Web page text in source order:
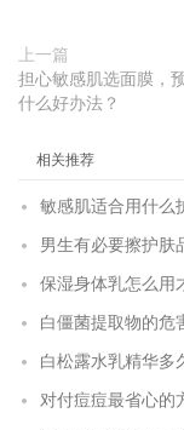
上一篇
担心敏感肌选面膜，
什么好办法？
相关推荐
敏感肌适合用什么
男生有必要擦护肤
保湿身体乳怎么用
白僵菌提取物的危
白松露水乳精华多
对付痘痘最省心的